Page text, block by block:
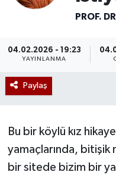
PROF.
04.02.2026 - 19:23
YAYINLANMA
Paylaş
Bu bir köylü kız
yamaçlarında, bitişik
bir sitede bizim bir
Mevzuat